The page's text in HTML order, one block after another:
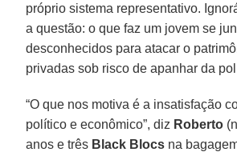
próprio sistema representativo.
a questão: o que faz um jovem se
desconhecidos para atacar o
privadas sob risco de apanhar da
“O que nos motiva é a insatisfação
político e econômico”, diz Roberto
anos e três Black Blocs na